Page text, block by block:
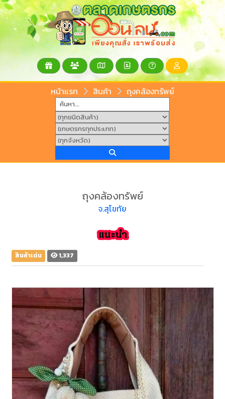
หน้าแรก สินค้า ถุงคล้องทรัพย์
ถุงคล้องทรัพย์
จ.สุโขทัย
สินค้าเด่น 1,337